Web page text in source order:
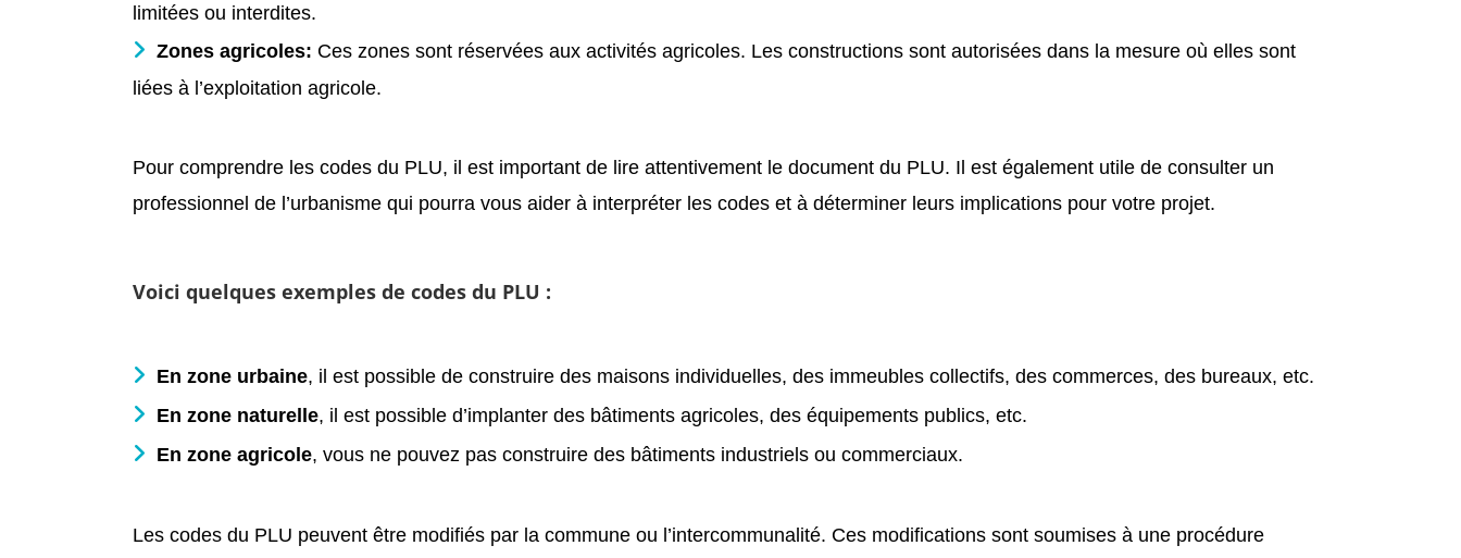
limitées ou interdites.
Zones agricoles: Ces zones sont réservées aux activités agricoles. Les constructions sont autorisées dans la mesure où elles sont
liées à l’exploitation agricole.
Pour comprendre les codes du PLU, il est important de lire attentivement le document du PLU. Il est également utile de consulter un
professionnel de l’urbanisme qui pourra vous aider à interpréter les codes et à déterminer leurs implications pour votre projet.
Voici quelques exemples de codes du PLU :
En zone urbaine, il est possible de construire des maisons individuelles, des immeubles collectifs, des commerces, des bureaux, etc.
En zone naturelle, il est possible d’implanter des bâtiments agricoles, des équipements publics, etc.
En zone agricole, vous ne pouvez pas construire des bâtiments industriels ou commerciaux.
Les codes du PLU peuvent être modifiés par la commune ou l’intercommunalité. Ces modifications sont soumises à une procédure